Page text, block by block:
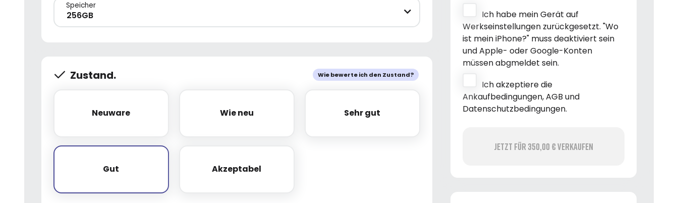
Speicher
256GB
Wie bewerte ich den Zustand?
Zustand.
Neuware
Neuware Wie neu
Wie neu Sehr gut
Sehr gut
Gut
Gut Akzeptabel
Akzeptabel
Ich habe mein Gerät auf
Werkseinstellungen zurückgesetzt. "Wo
ist mein iPhone?" muss deaktiviert sein
und Apple- oder Google-Konten
müssen abgmeldet sein.
Ich akzeptiere die
Ankaufbedingungen, AGB und
Datenschutzbedingungen.
Jetzt für 350,00 € verkaufen